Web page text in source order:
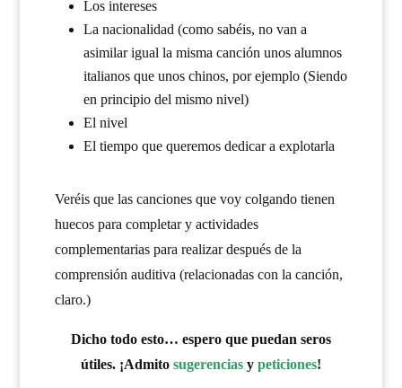
Los intereses
La nacionalidad (como sabéis, no van a
asimilar igual la misma canción unos alumnos
italianos que unos chinos, por ejemplo (Siendo
en principio del mismo nivel)
El nivel
El tiempo que queremos dedicar a explotarla
Veréis que las canciones que voy colgando tienen
huecos para completar y actividades
complementarias para realizar después de la
comprensión auditiva (relacionadas con la canción,
claro.)
Dicho todo esto… espero que puedan seros
útiles. ¡Admito sugerenciasy peticiones!